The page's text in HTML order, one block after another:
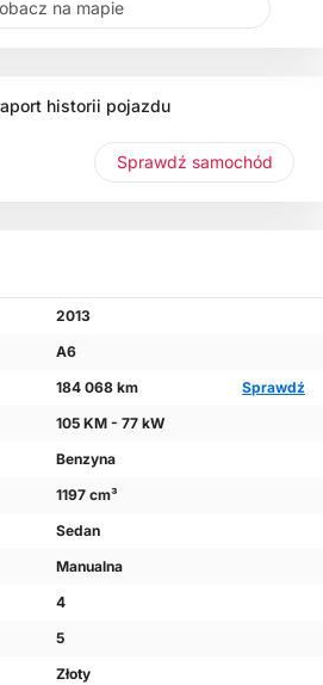
historii pojazdu
Sprawdź samochód
2013
A6
184 068 km
Sprawdź
105 KM - 77 kW
Benzyna
1197 cm³
Sedan
Manualna
4
5
Złoty
na mapie